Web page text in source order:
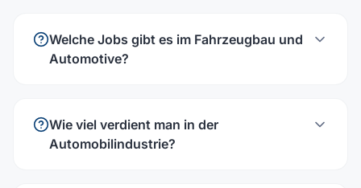
Welche Jobs gibt es im Fahrzeugbau und
Automotive?
Wie viel verdient man in der
Automobilindustrie?